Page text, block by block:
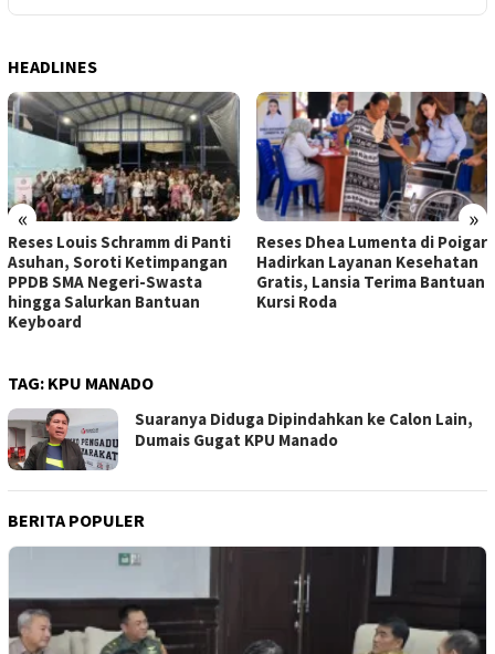
HEADLINES
« »
Reses Louis Schramm di Panti
Asuhan, Soroti Ketimpangan
PPDB SMA Negeri-Swasta
hingga Salurkan Bantuan
Keyboard
Reses Dhea Lumenta di Poigar
Hadirkan Layanan Kesehatan
Gratis, Lansia Terima Bantuan
Kursi Roda
TAG: KPU MANADO
Suaranya Diduga Dipindahkan ke Calon Lain,
Dumais Gugat KPU Manado
BERITA POPULER